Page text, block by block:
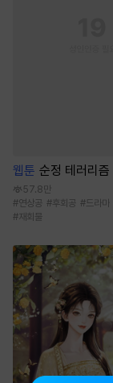
웹툰 순정 테러리즘
57.8만
#연상공 #후회공 #드라마
# 재회물